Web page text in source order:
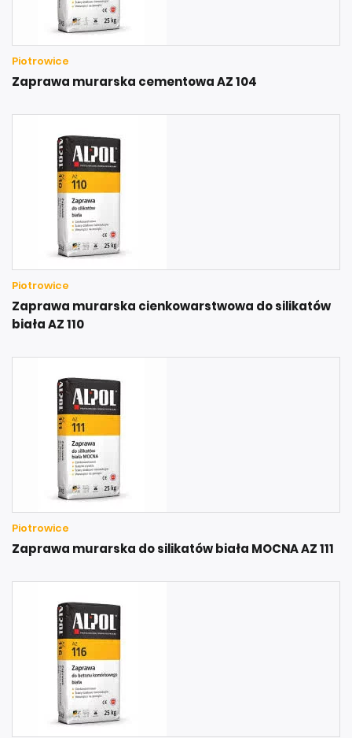
Piotrowice
Zaprawa murarska cementowa AZ 104
Piotrowice
Zaprawa murarska cienkowarstwowa do silikatów
biała AZ 110
Piotrowice
Zaprawa murarska do silikatów biała MOCNA AZ 111